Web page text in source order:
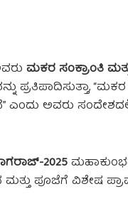
ಮಕರ ಸಂಕ್ರಾಂತಿ
ಪ್ರತಿಪಾದಿಸುತ್ತಾ,
ಅವರು
2025
ಮತ್ತು ಪೂಜೆಗೆ ವಿಶೇಷ